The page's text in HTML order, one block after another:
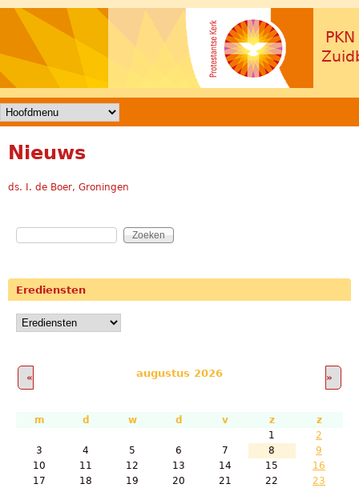
Overslaan en naar de
inhoud gaan
PKN
Hoofdmenu
Nieuws
ds. I. de Boer, Groningen
Zoekveld
Zoeken
Erediensten
augustus 2026
« »
m d w d v z
z
1
2
3
4 5 6 7 8
9
10
11 12 13 14 15
16
17
18 19 20 21 22
23